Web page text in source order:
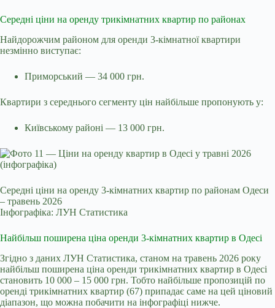
Середні ціни на оренду трикімнатних квартир по районах
Найдорожчим районом для оренди 3-кімнатної квартири
незмінно виступає:
Приморський — 34 000 грн.
Квартири з середнього сегменту цін найбільше пропонують у:
Київському районі — 13 000 грн.
Середні ціни на оренду 3-кімнатних квартир по районам Одеси
– травень 2026
Інфографіка: ЛУН Статистика
Найбільш поширена ціна оренди 3-кімнатних квартир в Одесі
Згідно з даних ЛУН Статистика, станом на травень 2026 року
найбільш поширена ціна оренди трикімнатних квартир в Одесі
становить 10 000 – 15 000 грн. Тобто найбільше пропозицій по
оренді трикімнатних квартир (67) припадає саме на цей ціновий
діапазон, що можна побачити на інфографіці нижче.